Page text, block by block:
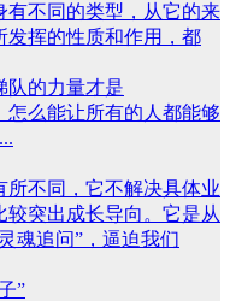
有不同的类型，从它的来
发挥的性质和作用，都
队的力量才是
么能让所有的人都能够
不同，它不解决具体业
突出成长导向。它是从
魂追问”，逼迫我们
”